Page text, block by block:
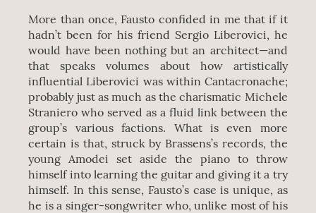
More than once, Fausto confided in me that if it
hadn’t been for his friend Sergio Liberovici, he
would have been nothing but an architect—and
that speaks volumes about how artistically
influential Liberovici was within Cantacronache;
probably just as much as the charismatic Michele
Straniero who served as a fluid link between the
group’s various factions. What is even more
certain is that, struck by Brassens’s records, the
young Amodei set aside the piano to throw
himself into learning the guitar and giving it a try
himself. In this sense, Fausto’s case is unique, as
he is a singer-songwriter who, unlike most of his